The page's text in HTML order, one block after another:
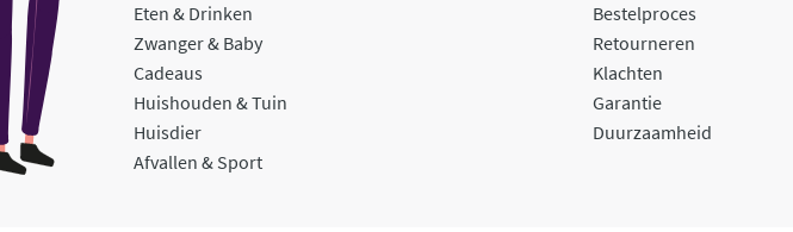
Eten & Drinken
Zwanger & Baby
Cadeaus
Huishouden & Tuin
Huisdier
Afvallen & Sport
Bestelproces
Retourneren
Klachten
Garantie
Duurzaamheid